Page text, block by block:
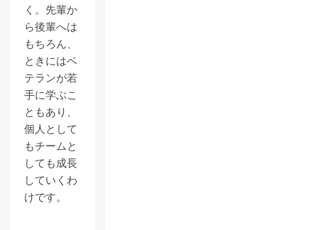
く。先輩か
ら後輩へは
もちろん、
ときにはベ
テランが若
手に学ぶこ
ともあり、
個人として
もチームと
しても成長
していくわ
けです。